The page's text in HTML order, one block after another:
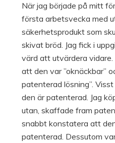
När jag började på mitt
första arbetsvecka med
säkerhetsprodukt som
skivat bröd. Jag fick i
värd att utvärdera
att den var ”oknäckbar”
patenterad lösning”.
den är patenterad. Jag
utan, skaffade fram
snabbt konstatera att
patenterad. Dessutom